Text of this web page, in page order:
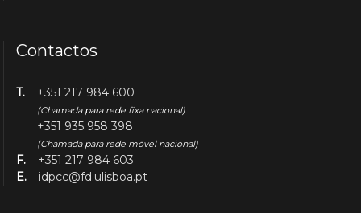
Contactos
T. +351 217 984 600
(Chamada para rede fixa nacional)
+351 935 958 398
(Chamada para rede móvel nacional)
F.
+351 217 984 603
E.
idpcc@fd.ulisboa.pt